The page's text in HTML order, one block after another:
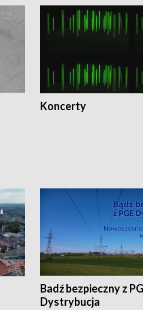
Koncerty
Badź bezpieczny z
Dystrybucja